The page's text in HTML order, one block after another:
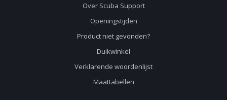
Over Scuba Support
Openingstijden
Product niet gevonden?
Duikwinkel
Verklarende woordenlijst
Maattabellen